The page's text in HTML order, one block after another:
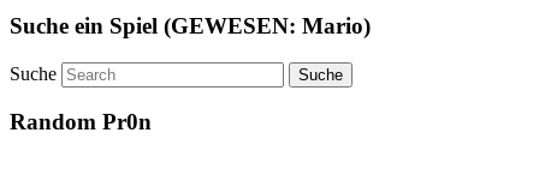
Suche ein Spiel (GEWESEN: Mario)
Suche
Random Pr0n